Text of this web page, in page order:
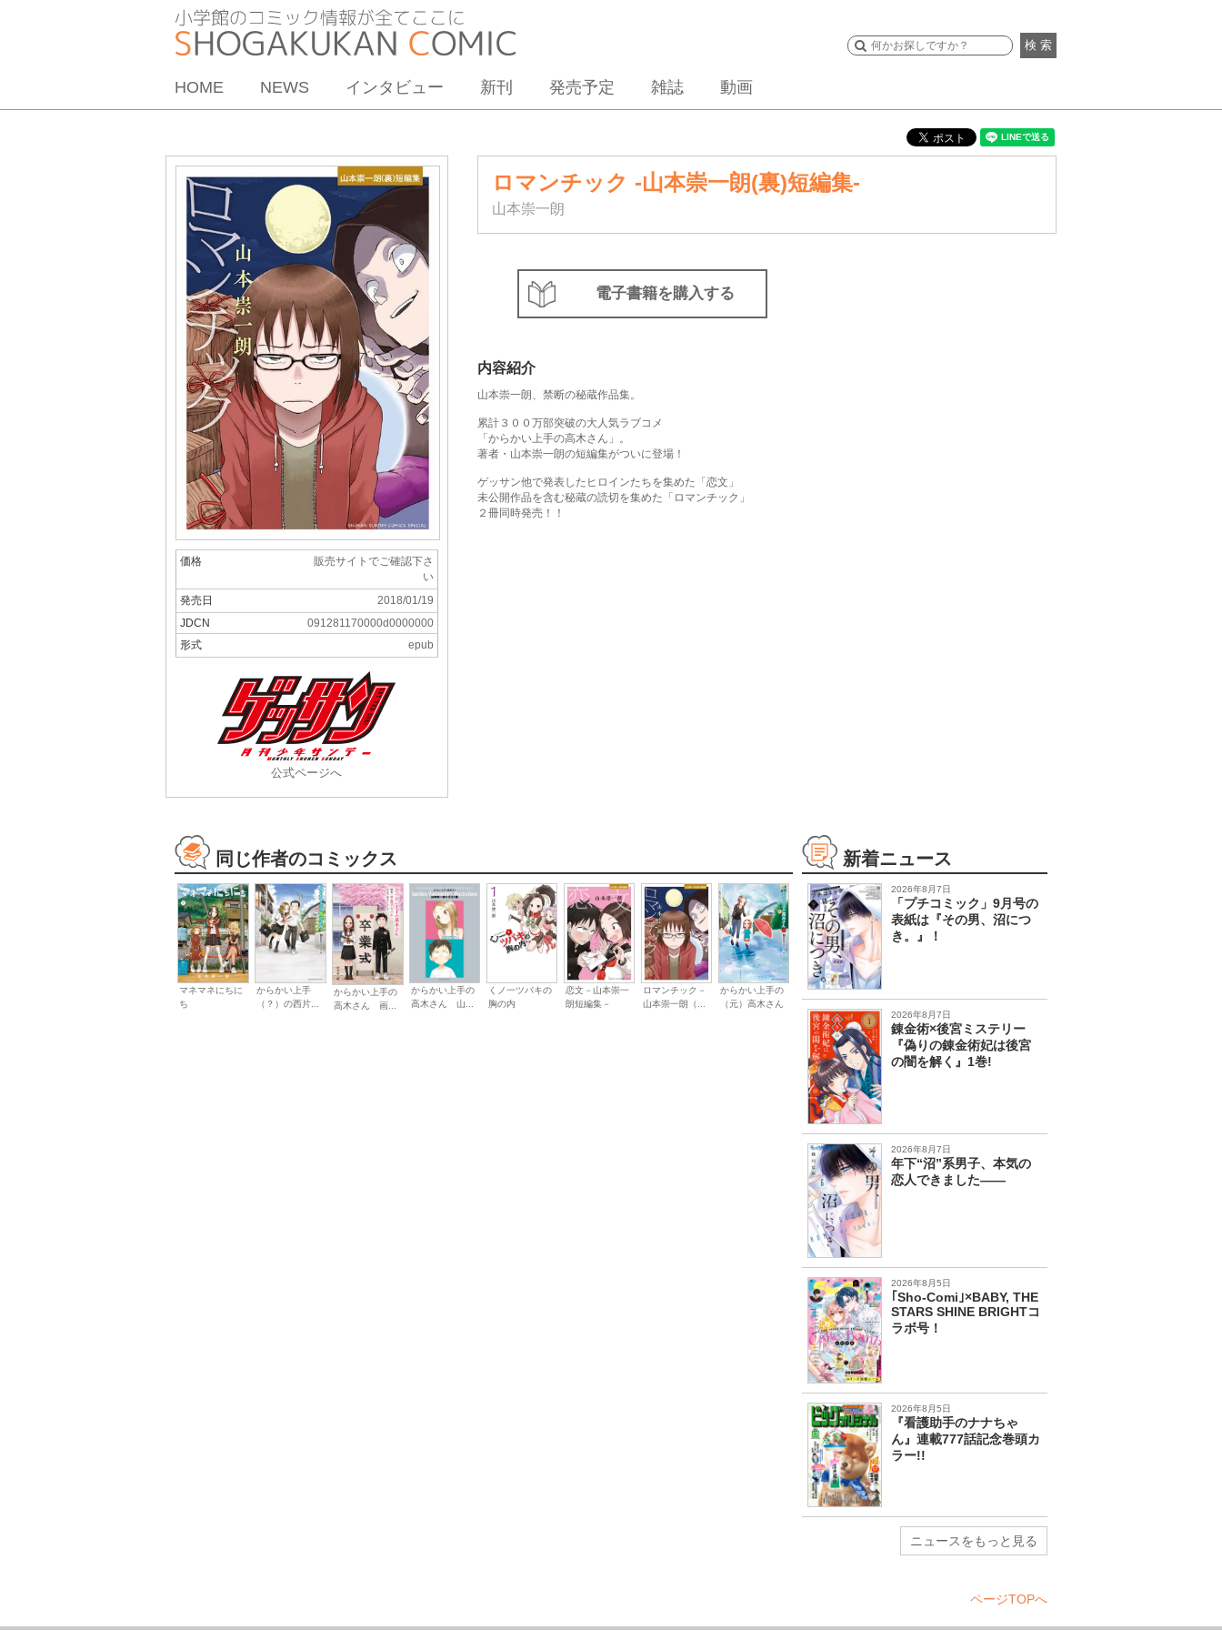
検 索
HOME NEWS インタビュー 新刊 発売予定 雑誌 動画
ロマンチック -山本崇一朗(裏)短編集-
山本崇一朗
価格
販売サイトでご確認下さ
い
発売日
2018/01/19
JDCN
091281170000d0000000
形式
epub
公式ページへ
電子書籍を購入する
内容紹介
山本崇一朗、禁断の秘蔵作品集。
累計３００万部突破の大人気ラブコメ
「からかい上手の高木さん」。
著者・山本崇一朗の短編集がついに登場！
ゲッサン他で発表したヒロインたちを集めた「恋文」
未公開作品を含む秘蔵の読切を集めた「ロマンチック」
２冊同時発売！！
同じ作者のコミックス
マネマネにちに
ち
からかい上手
（？）の西片...
からかい上手の
高木さん 画...
からかい上手の
高木さん 山...
くノ一ツバキの
胸の内
恋文－山本崇一
朗短編集－
ロマンチック－
山本崇一朗（...
からかい上手の
（元）高木さん
新着ニュース
2026年8月7日
「プチコミック」9月号の
表紙は『その男、沼につ
き。』！
2026年8月7日
錬金術×後宮ミステリー
『偽りの錬金術妃は後宮
の闇を解く』1巻!
2026年8月7日
年下“沼”系男子、本気の
恋人できました――
2026年8月5日
｢Sho-Comi｣×BABY, THE
STARS SHINE BRIGHTコ
ラボ号！
2026年8月5日
『看護助手のナナちゃ
ん』連載777話記念巻頭カ
ラー!!
ニュースをもっと見る
ページTOPへ